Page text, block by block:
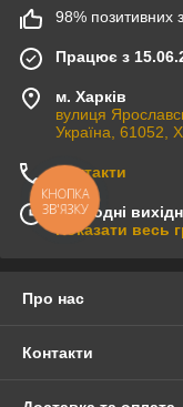
98% позитивних з
Працює з
м. Харків
вулиця
Україна, 61052,
Контакти
Сьогодні
Показати весь
Про нас
Контакти
КНОПКА
ЗВ'ЯЗКУ